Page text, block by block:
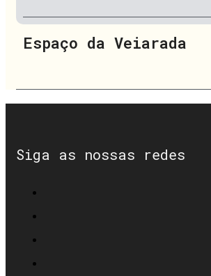
Espaço da Veiarada
Siga as nossas redes